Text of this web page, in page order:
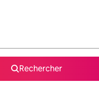
Rechercher